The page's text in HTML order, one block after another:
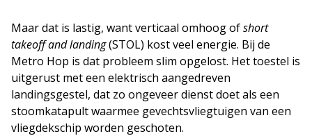
Maar dat is lastig, want verticaal omhoog ofshort
takeoff and landing(STOL) kost veel energie. Bij de
Metro Hop is dat probleem slim opgelost. Het toestel is
uitgerust met een elektrisch aangedreven
landingsgestel, dat zo ongeveer dienst doet als een
stoomkatapult waarmee gevechtsvliegtuigen van een
vliegdekschip worden geschoten.